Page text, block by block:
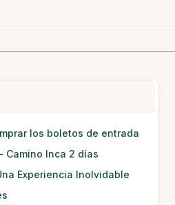
los boletos de entrada
Camino Inca 2 días
Experiencia Inolvidable